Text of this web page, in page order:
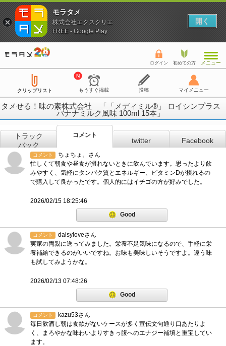
ログイン 初めての方 メニュー
クリップリスト もうすぐ掲載 投稿 マイメニュー
タメせる！味の素株式会社 「「メディミル®」 ロイシンプラス
バナナミルク風味 100ml 15本」
トラック
バック
コメント
twitter Facebook
コメント
ちょちょ。さん
忙しくて朝食や昼食が摂れないときに飲んでいます。思ったより飲
みやすく、気軽にタンパク質とエネルギー、ビタミンDが摂れるの
で購入して良かったです。個人的にはイチゴの方が好みでした。
2026/02/15 18:25:46
Good
コメント
daisyloveさん
実家の両親に送ってみました。栄養不足気味になるので、手軽に栄
養補給できるのがいいですね。お味も美味しいそうですよ。違う味
も試してみようかな。
2026/02/13 07:48:26
Good
コメント
kazu53さん
毎日飲酒し朝は食欲がないケースが多く宣伝文句通り口あたりよ
く、まろやかな味わいよりすきっ腹へのエナジー補填と重宝してい
ます。
モラタメ
株式会社エクスクリエ
FREE - Google Play
開く